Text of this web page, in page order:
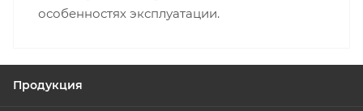
особенностях эксплуатации.
Продукция